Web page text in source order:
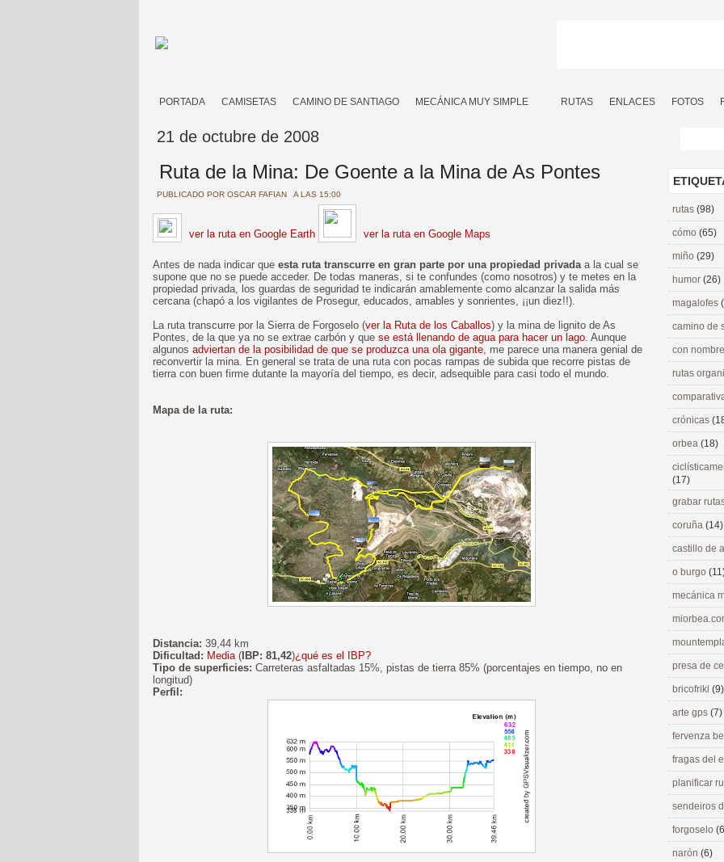
PORTADA CAMISETAS CAMINO DE SANTIAGO MECÁNICA MUY SIMPLE RUTAS ENLACES FOTOS
21 de octubre de 2008
Ruta de la Mina: De Goente a la Mina de As Pontes
PUBLICADO POR OSCAR FAFIAN A LAS 15:00
ver la ruta en Google Earth ver la ruta en Google Maps
Antes de nada indicar que esta ruta transcurre en gran parte por una propiedad privadaa la cual se
supone que no se puede acceder. De todas maneras, si te confundes (como nosotros) y te metes en la
propiedad privada, los guardas de seguridad te indicarán amablemente como alcanzar la salida más
cercana (chapó a los vigilantes de Prosegur, educados, amables y sonrientes, ¡¡un diez!!).
La ruta transcurre por la Sierra de Forgoselo (ver la Ruta de los Caballos) y la mina de lignito de As
Pontes, de la que ya no se extrae carbón y que se está llenando de agua para hacer un lago. Aunque
algunos adviertan de la posibilidad de que se produzca una ola gigante, me parece una manera genial de
reconvertir la mina. En general se trata de una ruta con pocas rampas de subida que recorre pistas de
tierra con buen firme dutante la mayoría del tiempo, es decir, adsequible para casi todo el mundo.
Mapa de la ruta:
Distancia: 39,44 km
Dificultad: Media( IBP: 81,42)¿qué es el IBP?
Tipo de superficies: Carreteras asfaltadas 15%, pistas de tierra 85% (porcentajes en tiempo, no en
longitud)
Perfil:
rutas (98)
cómo (65)
miño (29)
humor (26)
magalofes
camino de
con
rutas
crónicas
orbea (18)
(17)
grabar
coruña (14)
castillo de
o burgo
mecánica
presa de
bricofriki (9)
arte gps (7)
fervenza
fragas del
planificar
sendeiros
forgoselo
narón (6)